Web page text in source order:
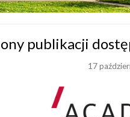
publikacji
17